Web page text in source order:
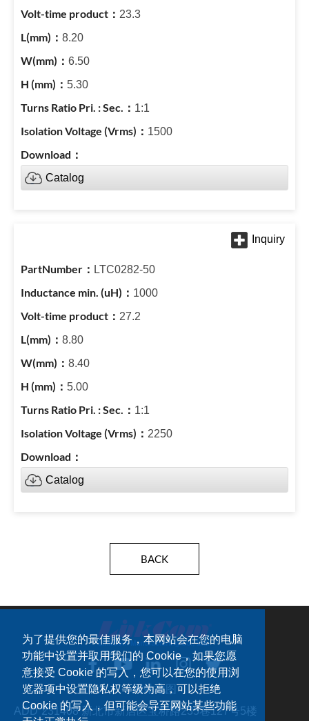
为了提供您的最佳服务，本网站会在您的电脑
功能中设置并取用我们的 Cookie，如果您愿
意接受 Cookie 的写入，您可以在您的使用浏
览器项中设置隐私权等级为高，可以拒绝
Cookie 的写入，但可能会导至网站某些功能
23.3
8.20
6.50
5.30
1:1
1500
Catalog
LTC0282-50
1000
27.2
8.80
8.40
5.00
1:1
2250
Catalog
BACK
网站地图
ADD：231408 新北市新店区宝桥路235巷127号5楼